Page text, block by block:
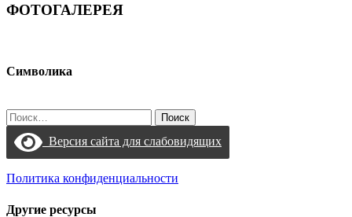
ФОТОГАЛЕРЕЯ
Символика
Найти:
Версия сайта для слабовидящих
Политика конфиденциальности
Другие ресурсы